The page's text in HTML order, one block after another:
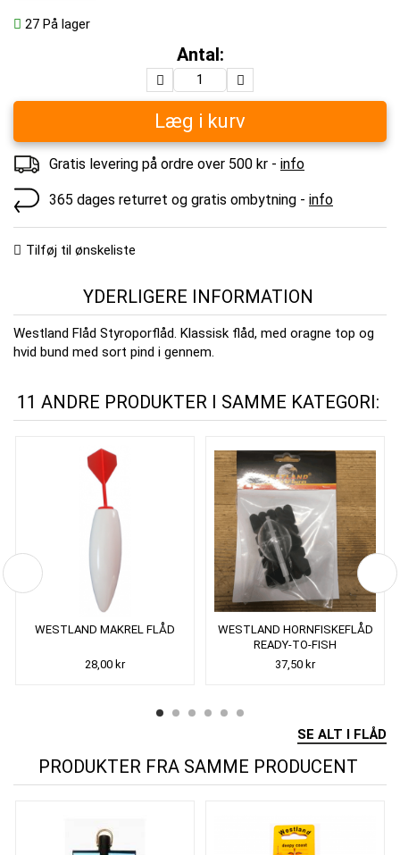
27 På lager
Antal:
Læg i kurv
Gratis levering på ordre over 500 kr - info
365 dages returret og gratis ombytning - info
Tilføj til ønskeliste
YDERLIGERE INFORMATION
Westland Flåd Styroporflåd. Klassisk flåd, med oragne top og
hvid bund med sort pind i gennem.
11 ANDRE PRODUKTER I SAMME KATEGORI:
WESTLAND MAKREL FLÅD
28,00 kr
WESTLAND HORNFISKEFLÅD
READY-TO-FISH
37,50 kr
SE ALT I FLÅD
PRODUKTER FRA SAMME PRODUCENT